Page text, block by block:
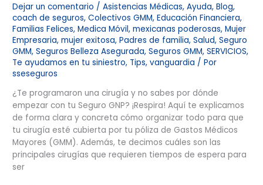
Dejar un comentario /Asistencias Médicas,Ayuda,Blog,
coach de seguros,Colectivos GMM,Educación Financiera,
Familias Felices,Medica Móvil,mexicanas poderosas,Mujer
Empresaria,mujer exitosa,Padres de familia,Salud,Seguro
GMM,Seguros Belleza Asegurada,Seguros GMM,SERVICIOS,
Te ayudamos en tu siniestro, Tips,vanguardia / Por
sseseguros
¿Te programaron una cirugía y no sabes por dónde
empezar con tu Seguro GNP? ¡Respira! Aquí te explicamos
de forma clara y concreta cómo organizar todo para que
tu cirugía esté cubierta por tu póliza de Gastos Médicos
Mayores (GMM). Además, te decimos cuáles son las
principales cirugías que requieren tiempos de espera para
ser